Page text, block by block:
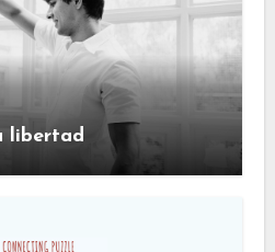
libertad